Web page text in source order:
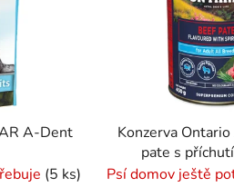
A-Dent
(5 ks)
Konzerva
pate s
Psí domov ještě